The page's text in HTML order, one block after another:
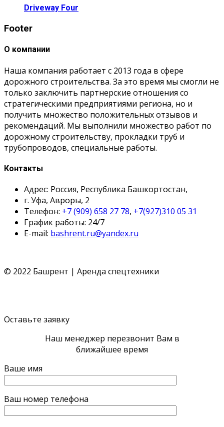
Driveway Four
Footer
О компании
Наша компания работает с 2013 года в сфере
дорожного строительства. За это время мы смогли не
только заключить партнерские отношения со
стратегическими предприятиями региона, но и
получить множество положительных отзывов и
рекомендаций. Мы выполнили множество работ по
дорожному строительству, прокладки труб и
трубопроводов, специальные работы.
Контакты
Адрес: Россия, Республика Башкортостан,
г. Уфа, Авроры, 2
Телефон: +7 (909) 658 27 78, +7(927)310 05 31
График работы: 24/7
E-mail: bashrent.ru@yandex.ru
© 2022 Башрент | Аренда спецтехники
Оставьте заявку
Наш менеджер перезвонит Вам в
ближайшее время
Ваше имя
Ваш номер телефона